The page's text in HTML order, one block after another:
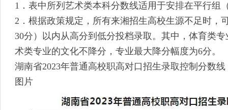
1．表中所列艺术类本科分数线适用于安排在平行
2．根据政策规定，所有来湘招生高校生源不足时，
30分）以内从高分到低分投档录取。其中，体育类
术类专业的文化不降分，专业最大降分幅度为6分。
湖南省2023年普通高校职高对口招生录取控制分数线
图片